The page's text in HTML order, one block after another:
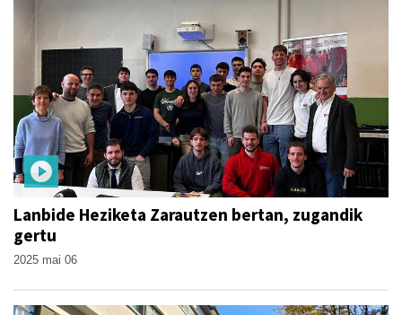
Lanbide Heziketa Zarautzen bertan, zugandik
gertu
2025 mai 06